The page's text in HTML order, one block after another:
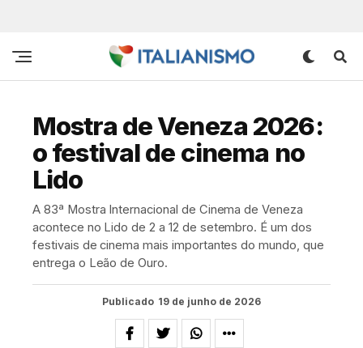
Mostra de Veneza 2026:
o festival de cinema no
Lido
A 83ª Mostra Internacional de Cinema de Veneza
acontece no Lido de 2 a 12 de setembro. É um dos
festivais de cinema mais importantes do mundo, que
entrega o Leão de Ouro.
Publicado 19 de junho de 2026